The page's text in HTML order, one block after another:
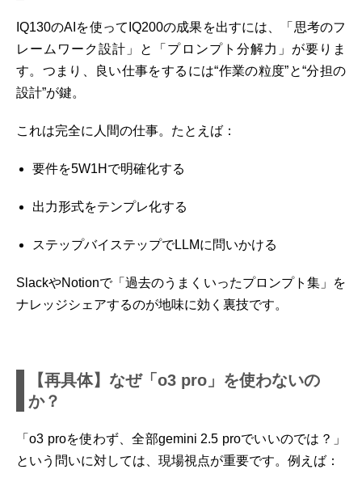
IQ130のAIを使ってIQ200の成果を出すには、「思考のフ
レームワーク設計」と「プロンプト分解力」が要りま
す。つまり、良い仕事をするには“作業の粒度”と“分担の
設計”が鍵。
これは完全に人間の仕事。たとえば：
要件を5W1Hで明確化する
出力形式をテンプレ化する
ステップバイステップでLLMに問いかける
SlackやNotionで「過去のうまくいったプロンプト集」を
ナレッジシェアするのが地味に効く裏技です。
【再具体】なぜ「o3 pro」を使わないの
か？
「o3 proを使わず、全部gemini 2.5 proでいいのでは？」
という問いに対しては、現場視点が重要です。例えば：